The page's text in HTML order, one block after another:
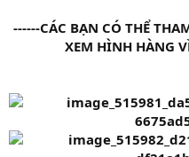
------CÁC BẠN CÓ THỂ
XEM HÌNH HÀNG